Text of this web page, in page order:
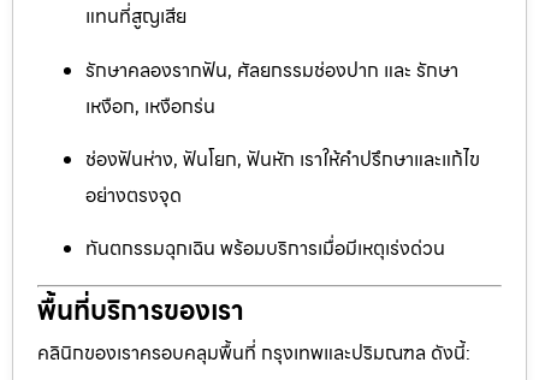
แทนที่สูญเสีย
รักษาคลองรากฟัน, ศัลยกรรมช่องปาก และ รักษา
เหงือก, เหงือกร่น
ช่องฟันห่าง, ฟันโยก, ฟันหัก เราให้คำปรึกษาและแก้ไข
อย่างตรงจุด
ทันตกรรมฉุกเฉิน พร้อมบริการเมื่อมีเหตุเร่งด่วน
พื้นที่บริการของเรา
คลินิกของเราครอบคลุมพื้นที่ กรุงเทพและปริมณฑล ดังนี้: